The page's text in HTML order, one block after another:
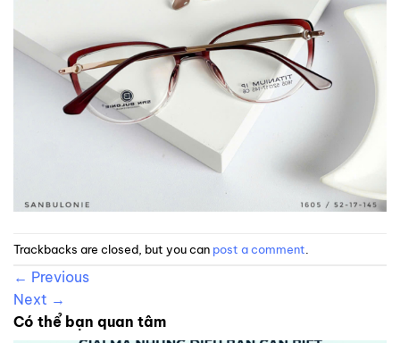
Trackbacks are closed, but you can post a comment
← Previous
Next →
Có thể bạn quan tâm